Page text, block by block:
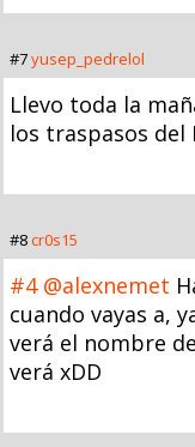
#7yusep_pedrelol
Llevo toda la
los traspasos del
#8cr0s15
#4 @alexnemet
cuando vayas a,
verá el nombre
verá xDD